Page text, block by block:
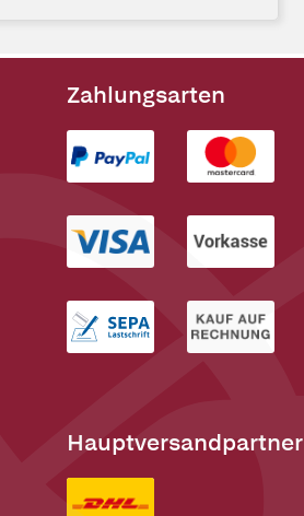
Zahlungsarten
Hauptversandpartner